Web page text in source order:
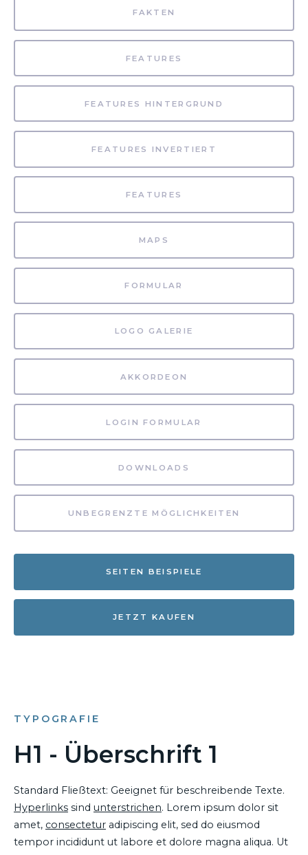
FAKTEN
FEATURES
FEATURES HINTERGRUND
FEATURES INVERTIERT
FEATURES
MAPS
FORMULAR
LOGO GALERIE
AKKORDEON
LOGIN FORMULAR
DOWNLOADS
UNBEGRENZTE MÖGLICHKEITEN
SEITEN BEISPIELE
JETZT KAUFEN
TYPOGRAFIE
H1 - Überschrift 1
Standard Fließtext: Geeignet für beschreibende Texte.
Hyperlinks sind unterstrichen. Lorem ipsum dolor sit
amet, consectetur adipiscing elit, sed do eiusmod
tempor incididunt ut labore et dolore magna aliqua. Ut